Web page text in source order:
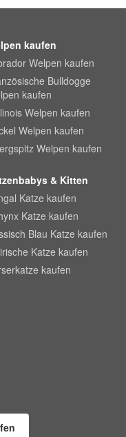
kaufen
Welpen kaufen
Bulldogge
kaufen
Welpen kaufen
Welpen kaufen
Welpen kaufen
& Kitten
Katze kaufen
Katze kaufen
Blau Katze kaufen
Katze kaufen
kaufen